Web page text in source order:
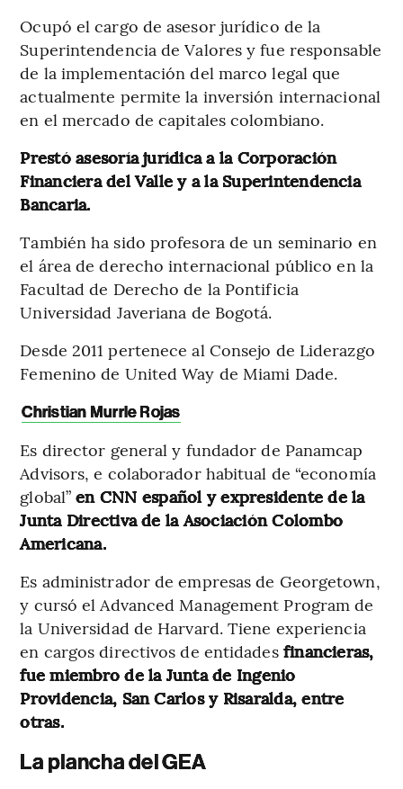
Ocupó el cargo de asesor jurídico de la
Superintendencia de Valores y fue responsable
de la implementación del marco legal que
actualmente permite la inversión internacional
en el mercado de capitales colombiano.
Prestó asesoría jurídica a la Corporación
Financiera del Valle y a la Superintendencia
Bancaria.
También ha sido profesora de un seminario en
el área de derecho internacional público en la
Facultad de Derecho de la Pontificia
Universidad Javeriana de Bogotá.
Desde 2011 pertenece al Consejo de Liderazgo
Femenino de United Way de Miami Dade.
Christian Murrle Rojas
Es director general y fundador de Panamcap
Advisors, e colaborador habitual de “economía
global”en CNN español y expresidente de la
Junta Directiva de la Asociación Colombo
Americana.
Es administrador de empresas de Georgetown,
y cursó el Advanced Management Program de
la Universidad de Harvard. Tiene experiencia
en cargos directivos de entidades financieras,
fue miembro de la Junta de Ingenio
Providencia, San Carlos y Risaralda, entre
otras.
La plancha del GEA